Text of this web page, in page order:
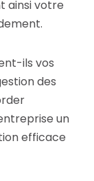
ainsi votre
ils vos
des
un
efficace